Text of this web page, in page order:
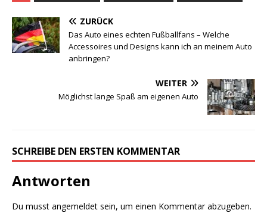
ZURÜCK
Das Auto eines echten Fußballfans – Welche
Accessoires und Designs kann ich an meinem Auto
anbringen?
WEITER
Möglichst lange Spaß am eigenen Auto
SCHREIBE DEN ERSTEN KOMMENTAR
Antworten
Du musst angemeldet sein, um einen Kommentar abzugeben.